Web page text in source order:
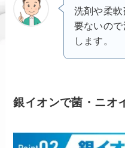
洗剤や柔
要ないので
します。
銀イオンで菌・ニオ